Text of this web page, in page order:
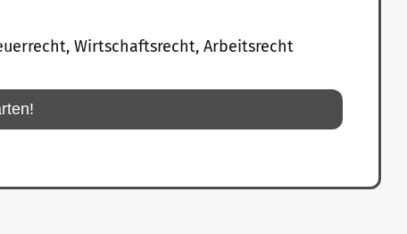
Wirtschaftsrecht, Arbeitsrecht